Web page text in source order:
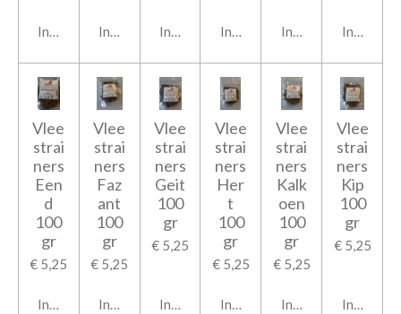
In winkelwagenIn winkelwagenIn winkelwagenIn winkelwagenIn winkelwagen
In
Vlee
strai
ners
Een
d
100
gr
€ 5,25
In winkelwagen
Vlee
strai
ners
Faz
ant
100
gr
€ 5,25
In winkelwagen
Vlee
strai
ners
Geit
100
gr
€ 5,25
In winkelwagen
Vlee
strai
ners
Her
t
100
gr
€ 5,25
In winkelwagen
Vlee
strai
ners
Kalk
oen
100
gr
€ 5,25
In winkelwagen
Vlee
strai
ners
Kip
100
gr
€ 5,25
In